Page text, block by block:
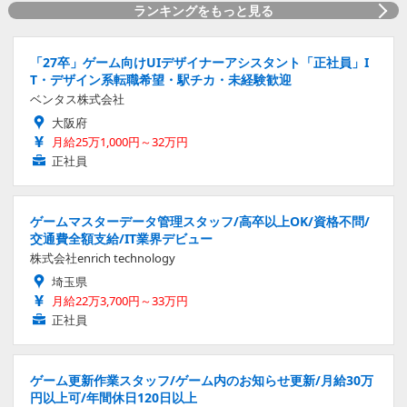
ランキングをもっと見る
「27卒」ゲーム向けUIデザイナーアシスタント「正社員」I
T・デザイン系転職希望・駅チカ・未経験歓迎
ベンタス株式会社
大阪府
月給25万1,000円～32万円
正社員
ゲームマスターデータ管理スタッフ/高卒以上OK/資格不問/
交通費全額支給/IT業界デビュー
株式会社enrich technology
埼玉県
月給22万3,700円～33万円
正社員
ゲーム更新作業スタッフ/ゲーム内のお知らせ更新/月給30万
円以上可/年間休日120日以上